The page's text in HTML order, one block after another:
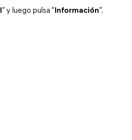
” y luego pulsa “ Información”.